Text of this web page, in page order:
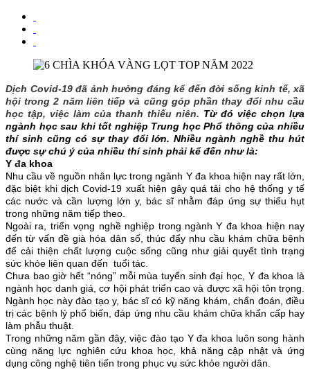
Dịch Covid-19 đã ảnh hưởng đáng kể đến đời sống kinh tế, xã
hội trong 2 năm liên tiếp và cũng góp phần thay đổi nhu cầu
học tập, việc làm của thanh thiếu niên. Từ đó việc chọn lựa
ngành học sau khi tốt nghiệp Trung học Phổ thông của nhiều
thí sinh cũng có sự thay đổi lớn. Nhiều ngành nghề thu hút
được sự chú ý của nhiều thí sinh phải kể đến như là:
Y đa khoa
Nhu cầu về nguồn nhân lực trong ngành Y đa khoa hiện nay rất lớn,
đặc biệt khi dịch Covid-19 xuất hiện gây quá tải cho hệ thống y tế
các nước và cần lượng lớn y, bác sĩ nhằm đáp ứng sự thiếu hụt
trong những năm tiếp theo.
Ngoài ra, triển vọng nghề nghiệp trong ngành Y đa khoa hiện nay
đến từ vấn đề già hóa dân số, thúc đẩy nhu cầu khám chữa bệnh
để cải thiện chất lượng cuộc sống cũng như giải quyết tình trạng
sức khỏe liên quan đến tuổi tác.
Chưa bao giờ hết “nóng” mỗi mùa tuyển sinh đại học, Y đa khoa là
ngành học danh giá, cơ hội phát triển cao và được xã hội tôn trọng.
Ngành học này đào tạo y, bác sĩ có kỹ năng khám, chẩn đoán, điều
trị các bệnh lý phổ biến, đáp ứng nhu cầu khám chữa khẩn cấp hay
làm phẫu thuật.
Trong những năm gần đây, việc đào tạo Y đa khoa luôn song hành
cùng năng lực nghiên cứu khoa học, khả năng cập nhật và ứng
dụng công nghệ tiên tiến trong phục vụ sức khỏe người dân.